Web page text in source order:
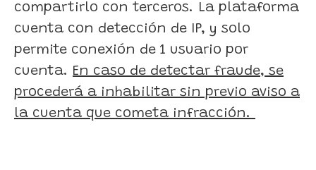
compartirlo con terceros. La plataforma
cuenta con detección de IP, y solo
permite conexión de 1 usuario por
cuenta. En caso de detectar fraude, se
procederá a inhabilitar sin previo aviso a
la cuenta que cometa infracción.